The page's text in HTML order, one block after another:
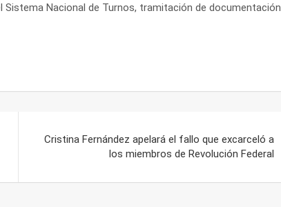
Nacional de Turnos, tramitación de documentación
Cristina Fernández apelará el fallo que excarceló a
los miembros de Revolución Federal